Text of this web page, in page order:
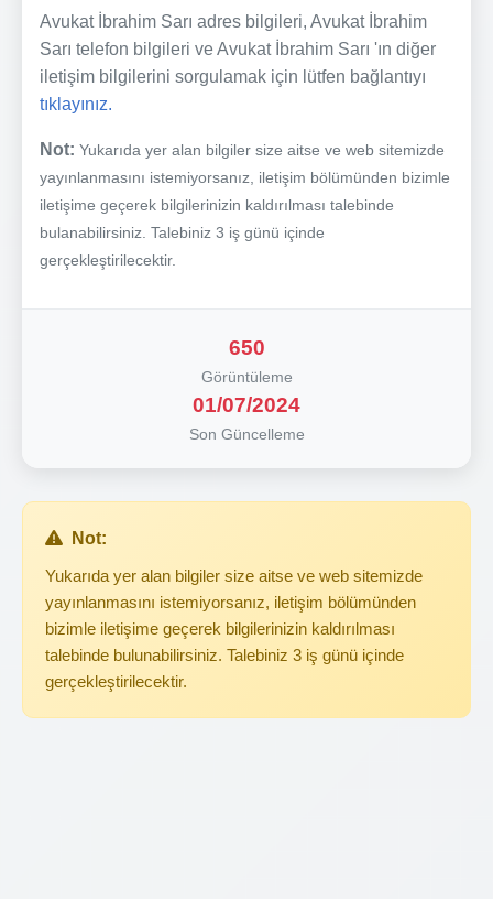
Avukat İbrahim Sarı adres bilgileri, Avukat İbrahim
Sarı telefon bilgileri ve Avukat İbrahim Sarı 'ın diğer
iletişim bilgilerini sorgulamak için lütfen bağlantıyı
tıklayınız.
Not: Yukarıda yer alan bilgiler size aitse ve web sitemizde
yayınlanmasını istemiyorsanız, iletişim bölümünden bizimle
iletişime geçerek bilgilerinizin kaldırılması talebinde
bulanabilirsiniz. Talebiniz 3 iş günü içinde
gerçekleştirilecektir.
650
Görüntüleme
01/07/2024
Son Güncelleme
Not:
Yukarıda yer alan bilgiler size aitse ve web sitemizde
yayınlanmasını istemiyorsanız, iletişim bölümünden
bizimle iletişime geçerek bilgilerinizin kaldırılması
talebinde bulunabilirsiniz. Talebiniz 3 iş günü içinde
gerçekleştirilecektir.